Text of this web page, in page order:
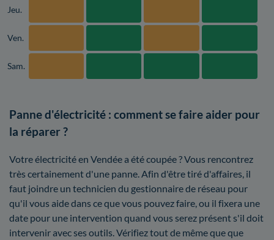
Jeu.
Ven.
Sam.
Panne d'électricité : comment se faire aider pour
la réparer ?
Votre électricité en Vendée a été coupée ? Vous rencontrez
très certainement d'une panne. Afin d'être tiré d'affaires, il
faut joindre un technicien du gestionnaire de réseau pour
qu'il vous aide dans ce que vous pouvez faire, ou il fixera une
date pour une intervention quand vous serez présent s'il doit
intervenir avec ses outils. Vérifiez tout de même que que